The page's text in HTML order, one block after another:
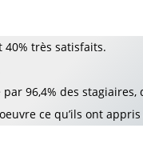
très satisfaits.
96,4% des stagiaires,
ce qu’ils ont